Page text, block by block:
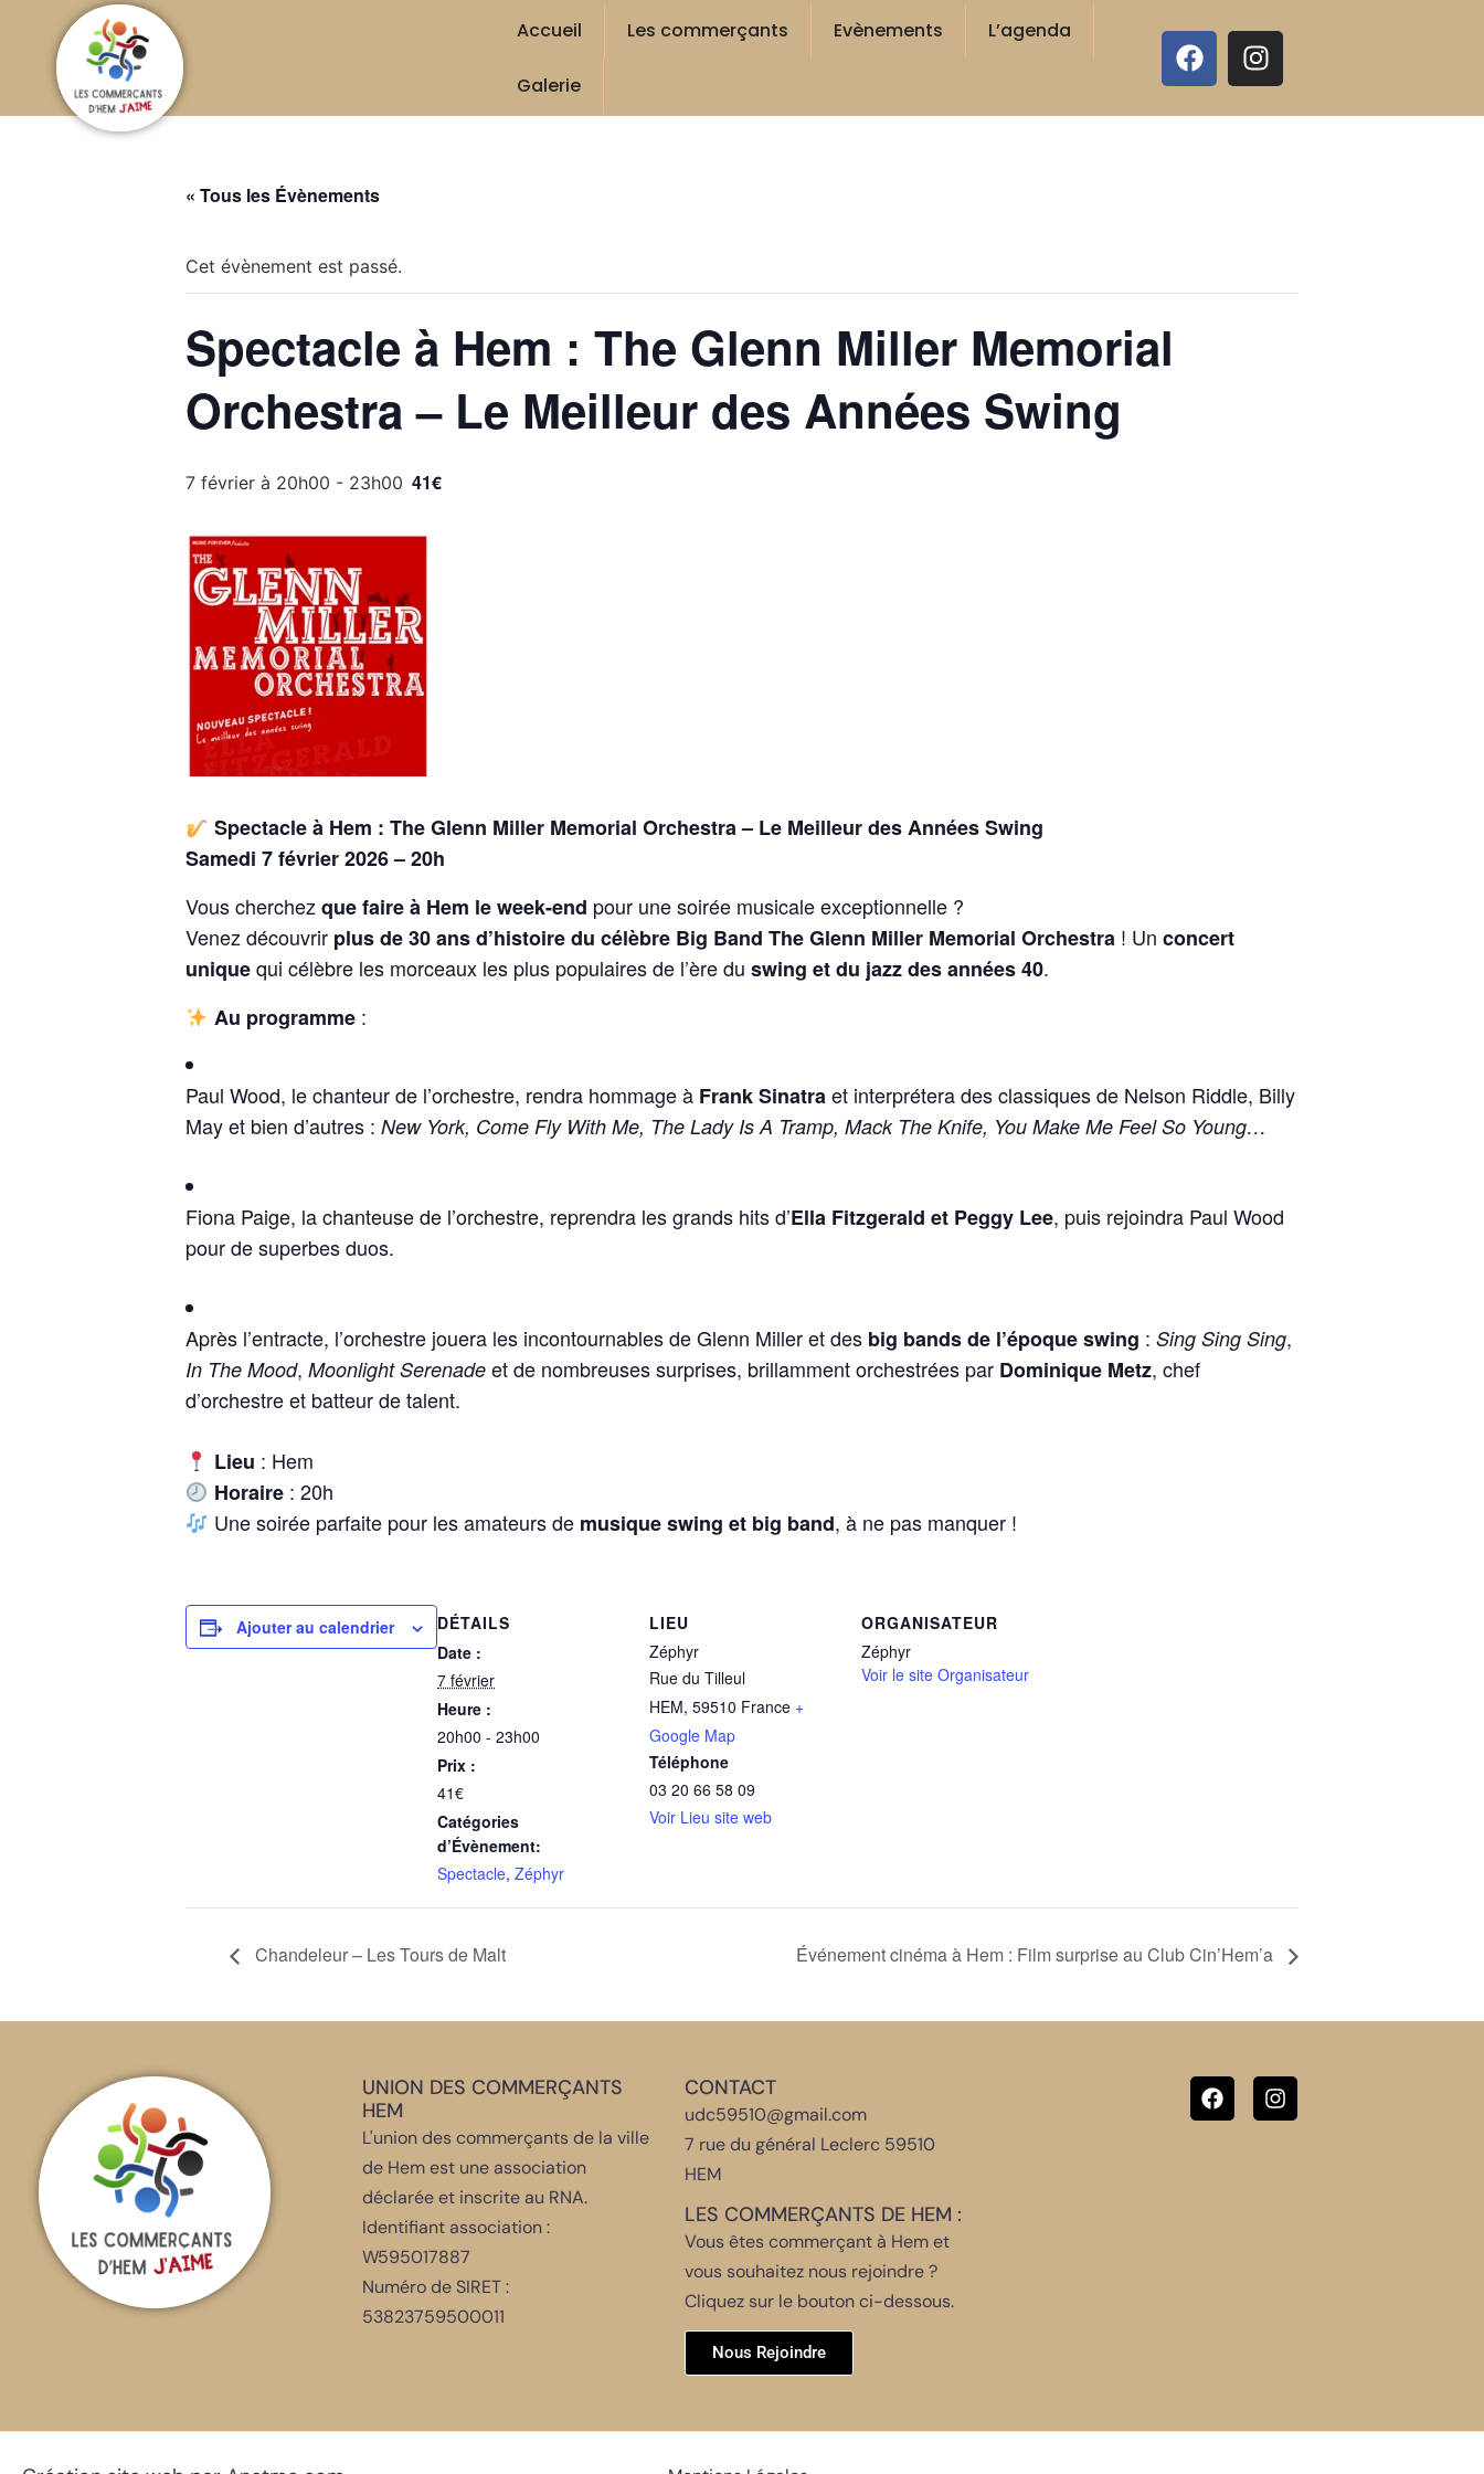
Accueil Les commerçants Evènements L’agenda
Galerie
« Tous les Évènements
Cet évènement est passé.
Spectacle à Hem : The Glenn Miller Memorial
Orchestra – Le Meilleur des Années Swing
7 février à 20h00 - 23h00 41€
Spectacle à Hem : The Glenn Miller Memorial Orchestra – Le Meilleur des Années Swing
Samedi 7 février 2026 – 20h
Vous cherchez que faire à Hem le week-end pour une soirée musicale exceptionnelle ?
Venez découvrir plus de 30 ans d’histoire du célèbre Big Band The Glenn Miller Memorial Orchestra ! Un concert
uniquequi célèbre les morceaux les plus populaires de l’ère du swing et du jazz des années 40.
Au programme:
Paul Wood, le chanteur de l’orchestre, rendra hommage à Frank Sinatraet interprétera des classiques de Nelson Riddle, Billy
May et bien d’autres : New York, Come Fly With Me, The Lady Is A Tramp, Mack The Knife, You Make Me Feel So Young…
Fiona Paige, la chanteuse de l’orchestre, reprendra les grands hits d’Ella Fitzgerald et Peggy Lee, puis rejoindra Paul Wood
pour de superbes duos.
Après l’entracte, l’orchestre jouera les incontournables de Glenn Miller et des big bands de l’époque swing : Sing Sing Sing,
In The Mood, Moonlight Serenade et de nombreuses surprises, brillamment orchestrées par Dominique Metz, chef
d’orchestre et batteur de talent.
Lieu : Hem
Horaire: 20h
Une soirée parfaite pour les amateurs de musique swing et big band, à ne pas manquer !
Ajouter au calendrier
DÉTAILS
Date :
7 février
Heure :
20h00 - 23h00
Prix :
41€
Catégories
d’Évènement:
Spectacle, Zéphyr
LIEU
Zéphyr
Rue du Tilleul
HEM, 59510 France +
Google Map
Téléphone
03 20 66 58 09
Voir Lieu site web
ORGANISATEUR
Zéphyr
Voir le site Organisateur
Chandeleur – Les Tours de Malt Événement cinéma à Hem : Film surprise au Club Cin’Hem’a
UNION DES COMMERÇANTS
HEM
L'union des commerçants de la ville
de Hem est une association
déclarée et inscrite au RNA.
Identifiant association :
W595017887
Numéro de SIRET :
53823759500011
CONTACT
udc59510@gmail.com
7 rue du général Leclerc 59510
HEM
LES COMMERÇANTS DE HEM :
Vous êtes commerçant à Hem et
vous souhaitez nous rejoindre ?
Cliquez sur le bouton ci-dessous.
Nous Rejoindre